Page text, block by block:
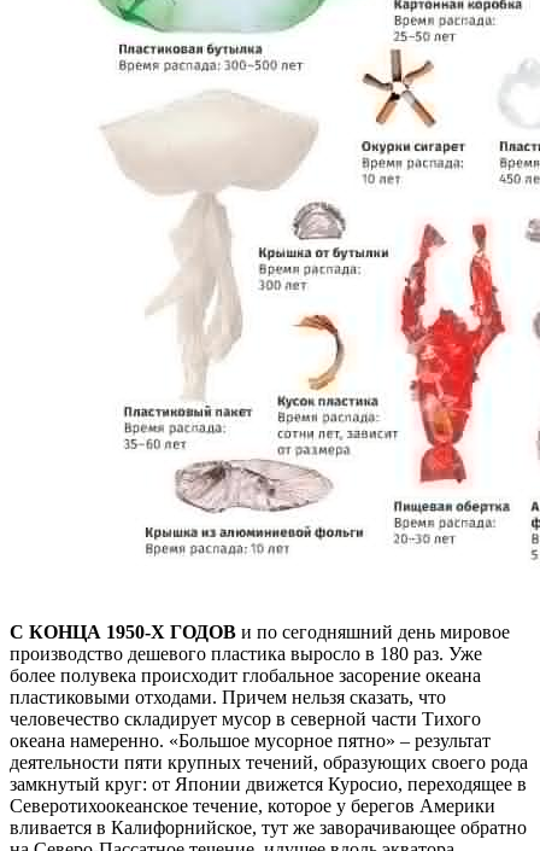
С КОНЦА 1950-Х ГОДОВ и по сегодняшний день мировое
производство дешевого пластика выросло в 180 раз. Уже
более полувека происходит глобальное засорение океана
пластиковыми отходами. Причем нельзя сказать, что
человечество складирует мусор в северной части Тихого
океана намеренно. «Большое мусорное пятно» – результат
деятельности пяти крупных течений, образующих своего рода
замкнутый круг: от Японии движется Куросио, переходящее в
Северотихоокеанское течение, которое у берегов Америки
вливается в Калифорнийское, тут же заворачивающее обратно